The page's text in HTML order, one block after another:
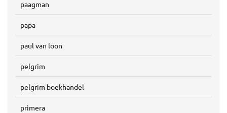
paagman
papa
paul van loon
pelgrim
pelgrim boekhandel
primera